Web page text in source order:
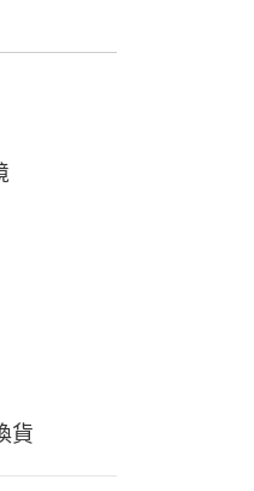
貨